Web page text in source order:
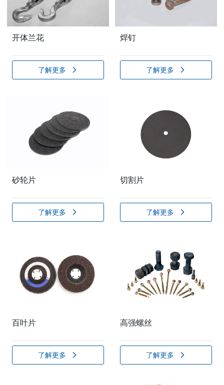
开体兰花
了解更多
焊钉
了解更多
砂轮片
了解更多
切割片
了解更多
百叶片
了解更多
高强螺丝
了解更多